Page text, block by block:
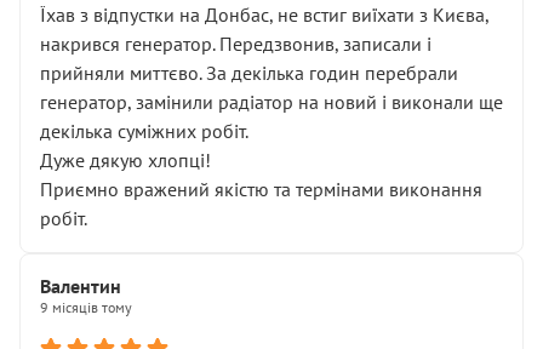
Їхав з відпустки на Донбас, не встиг виїхати з Києва,
накрився генератор. Передзвонив, записали і
прийняли миттєво. За декілька годин перебрали
генератор, замінили радіатор на новий і виконали ще
декілька суміжних робіт.
Дуже дякую хлопці!
Приємно вражений якістю та термінами виконання
робіт.
Валентин
9 місяців тому